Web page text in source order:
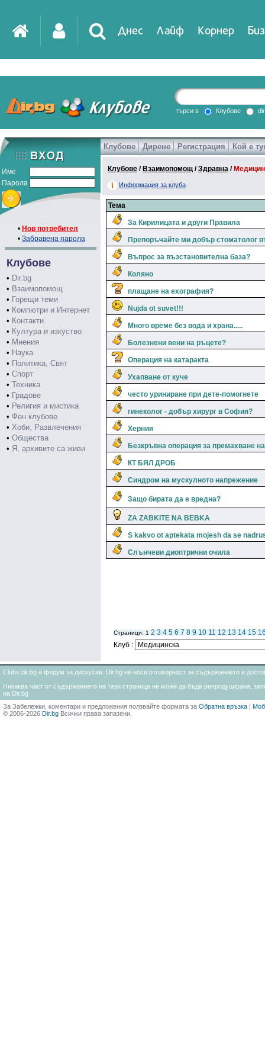
Днес Лайф Корнер
DirTV Impressio
Games
търси в Клубове
Име
Парола
• Нов потребител
• Забравена парола
Клубове
• Dir.bg
• Взаимопомощ
• Горещи теми
• Компютри и Интернет
• Контакти
• Култура и изкуство
• Мнения
• Наука
• Политика, Свят
• Спорт
• Техника
• Градове
• Религия и мистика
• Фен клубове
• Хоби, Развлечения
• Общества
• Я, архивите са живи
Клубове Дирене Регистрация Кой е
Клубове / Взаимопомощ /Здравна /
Информация за клуба
Тема
За Кирилицата и други Правила
Препоръчайте ми добър стоматолог
Въпрос за възстановителна база?
Коляно
плащане на ехография?
Nujda ot suvet!!!
Много време без вода и храна.....
Болезнени вени на ръцете?
Операция на катаракта
Ухапване от куче
често уриниране при дете-помогнете
гинеколог - добър хирург в София?
Херния
Безкръвна операция за премахване
КТ БЯЛ ДРОБ
Синдром на мускулното напрежение
Защо бирата да е вредна?
ZA ZABKITE NA BEBKA
S kakvo ot aptekata mojesh da se
Слънчеви диоптрични очила
Страници: 1 2 3 4 5 6 7 8 9 10 11 12 13 14 15
Клуб :
Clubs.dir.bg е форум за дискусии. Dir.bg не носи отговорност за съдържанието и
Никаква част от съдържанието на тази страница не може да бъде репродуцирана,
на Dir.bg
За Забележки, коментари и предложения ползвайте формата за Обратна връзка |
© 2006-2026 Dir.bg Всички права запазени.